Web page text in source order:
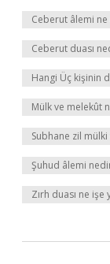
Ceberut âlemi
Ceberut duası
Hangi Üç kişinin
Mülk ve melekût
Subhane zil
Şuhud âlemi
Zırh duası ne işe